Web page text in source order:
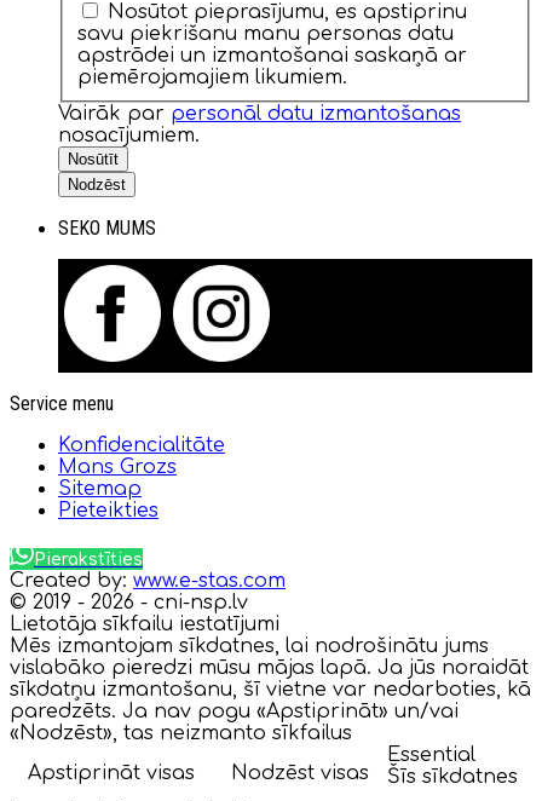
Nosūtot pieprasījumu, es apstiprinu
savu piekrišanu manu personas datu
apstrādei un izmantošanai saskaņā ar
piemērojamajiem likumiem.
Vairāk par personāl datu izmantošanas
nosacījumiem.
Nosūtīt
Nodzēst
SEKO MUMS
Service menu
Konfidencialitāte
Mans Grozs
Sitemap
Pieteikties
Pierakstīties
Created by: www.e-stas.com
© 2019 - 2026 - cni-nsp.lv
Lietotāja sīkfailu iestatījumi
Mēs izmantojam sīkdatnes, lai nodrošinātu jums
vislabāko pieredzi mūsu mājas lapā. Ja jūs noraidāt
sīkdatņu izmantošanu, šī vietne var nedarboties, kā
paredzēts. Ja nav pogu «Apstiprināt» un/vai
«Nodzēst», tas neizmanto sīkfailus
Apstiprināt visas
Nodzēst visas
Essential
Šīs sīkdatnes